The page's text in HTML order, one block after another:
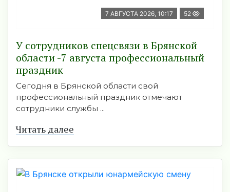
7 АВГУСТА 2026, 10:17 52
У сотрудников спецсвязи в Брянской
области -7 августа профессиональный
праздник
Сегодня в Брянской области свой
профессиональный праздник отмечают
сотрудники службы ...
Читать далее